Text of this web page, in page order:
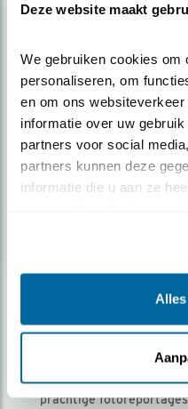
Deze website maakt
We gebruiken cookies om
personaliseren, om
en om ons
informatie over uw
partners voor social
partners kunnen deze
informatie die u aan ze
Ontvang 5 x
Vogels is het tijdschrift
prachtige